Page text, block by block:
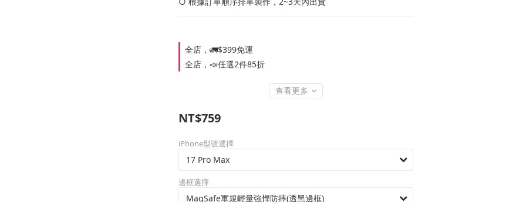
全店，🚛$399免運
全店，📣任選2件85折
查看更多
NT$759
iPhone型號選擇
邊框選擇